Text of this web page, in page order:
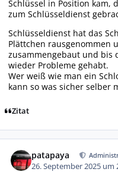
Schlüssel in Position kam,
zum Schlüsseldienst
Schlüsseldienst hat das
Plättchen rausgenommen
zusammengebaut und bis
wieder Probleme gehabt.
Wer weiß wie man ein
kann so was sicher selber
Zitat
patapaya
26. September 2025 um